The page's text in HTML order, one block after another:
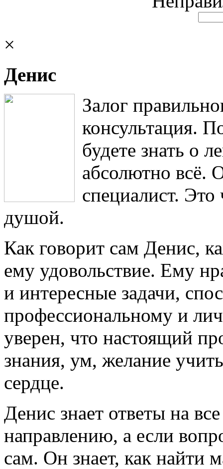
×
Денис
Залог
консультация.
будете знать о
абсолютно
специалист.
душой.
Как говорит сам Денис,
ему удовольствие. Ему
и интересные задачи,
профессиональному и
уверен, что настоящий
знания, ум, желание
сердце.
Денис знает ответы на
направлению, а если
сам. Он знает, как найти